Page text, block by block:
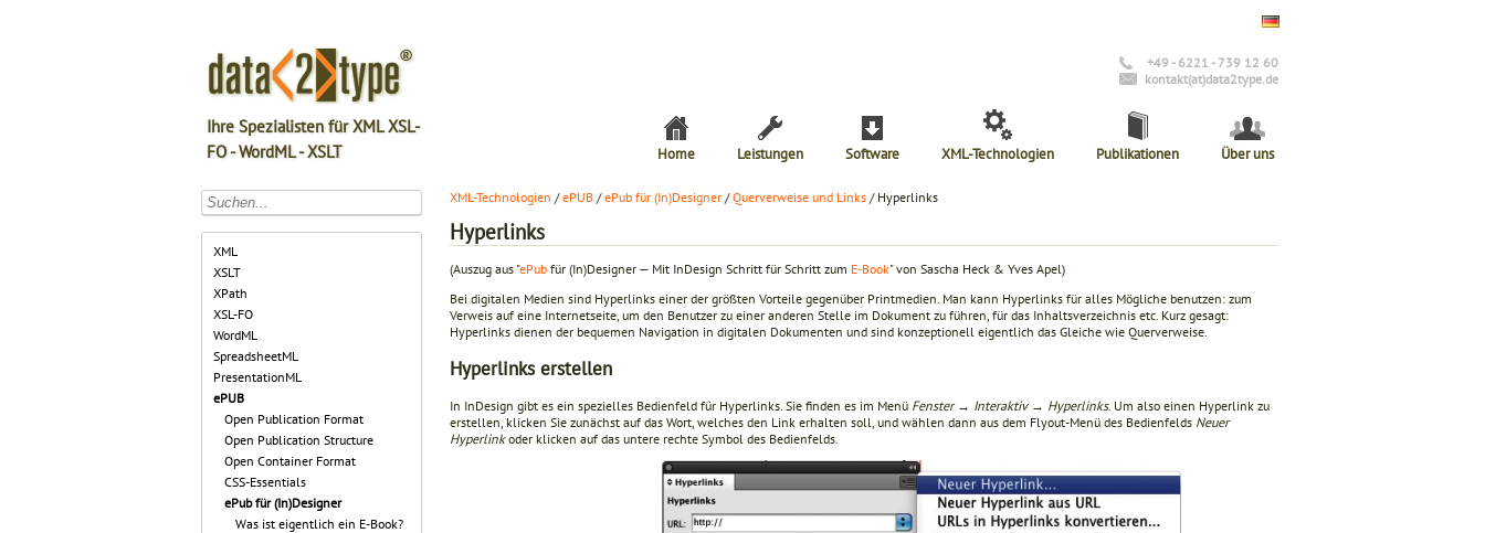
Ihre Spezialisten für XML XSL-
FO - WordML - XSLT
+49 - 6221 - 739 12 60
kontakt(at)data2type.de
Home Leistungen Software XML-Technologien Publikationen Über uns
XML
XSLT
XPath
XSL-FO
WordML
SpreadsheetML
PresentationML
ePUB
Open Publication Format
Open Publication Structure
Open Container Format
CSS-Essentials
ePub für (In)Designer
Was ist eigentlich ein E-Book?
XML-Technologien /ePUB /ePub für (In)Designer /Querverweise und Links / Hyperlinks
Hyperlinks
(Auszug aus "ePub für (In)Designer — Mit InDesign Schritt für Schritt zum E-Book" von Sascha Heck & Yves Apel)
Bei digitalen Medien sind Hyperlinks einer der größten Vorteile gegenüber Printmedien. Man kann Hyperlinks für alles Mögliche benutzen: zum
Verweis auf eine Internetseite, um den Benutzer zu einer anderen Stelle im Dokument zu führen, für das Inhaltsverzeichnis etc. Kurz gesagt:
Hyperlinks dienen der bequemen Navigation in digitalen Dokumenten und sind konzeptionell eigentlich das Gleiche wie Querverweise.
Hyperlinks erstellen
In InDesign gibt es ein spezielles Bedienfeld für Hyperlinks. Sie finden es im Menü Fenster → Interaktiv → Hyperlinks. Um also einen Hyperlink zu
erstellen, klicken Sie zunächst auf das Wort, welches den Link erhalten soll, und wählen dann aus dem Flyout-Menü des Bedienfelds Neuer
Hyperlinkoder klicken auf das untere rechte Symbol des Bedienfelds.